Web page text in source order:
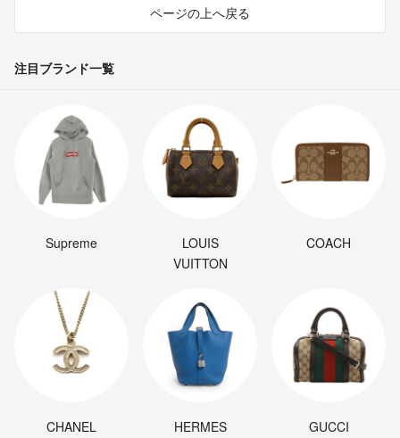
ページの上へ戻る
注目ブランド一覧
Supreme
LOUIS
VUITTON
COACH
CHANEL HERMES GUCCI